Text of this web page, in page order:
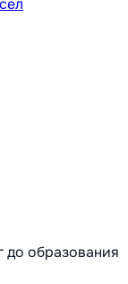
до образования